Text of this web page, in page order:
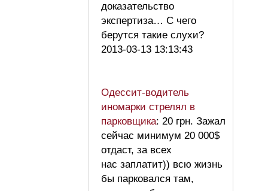
доказательство
экспертиза… С чего
берутся такие слухи?
2013-03-13 13:13:43
Одессит-водитель
иномарки стрелял в
парковщика: 20 грн. Зажал
сейчас минимум 20 000$
отдаст, за всех
нас заплатит)) всю жизнь
бы парковался там,